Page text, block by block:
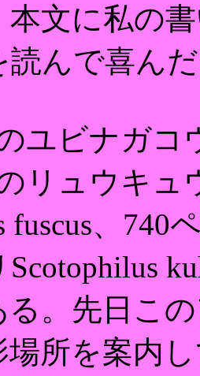
本文に私の
読んで喜ん
ユビナガコ
リュウキュ
fuscus、
Scotophilus
る。先日こ
場所を案内